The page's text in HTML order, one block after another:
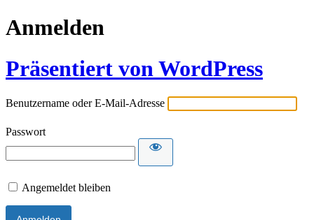
Anmelden
Präsentiert von WordPress
Benutzername oder E-Mail-Adresse
Passwort
Angemeldet bleiben